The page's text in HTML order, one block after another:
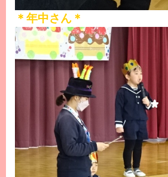
＊年中さん＊